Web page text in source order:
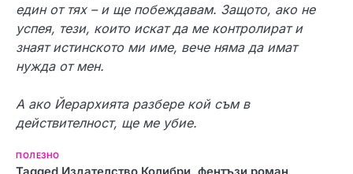
един от тях – и ще побеждавам. Защото, ако не
успея, тези, които искат да ме контролират и
знаят истинското ми име, вече няма да имат
нужда от мен.
А ако Йерархията разбере кой съм в
действителност, ще ме убие.
ПОЛЕЗНО